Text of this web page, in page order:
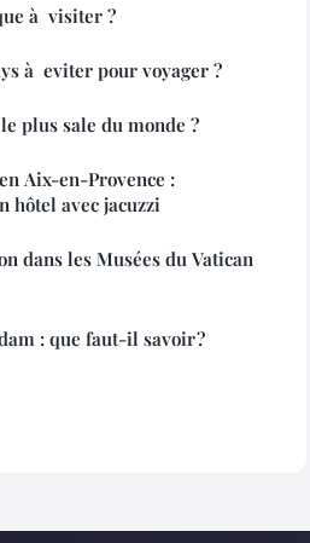
à visiter ?
à eviter pour voyager ?
plus sale du monde ?
Aix-en-Provence :
hôtel avec jacuzzi
dans les Musées du Vatican
: que faut-il savoir ?